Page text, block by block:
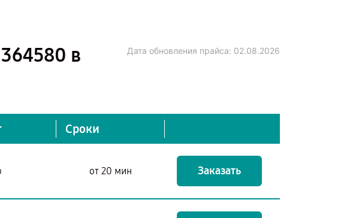
в
Дата обновления прайса: 02.08.2026
Сроки
от 20 мин Заказать